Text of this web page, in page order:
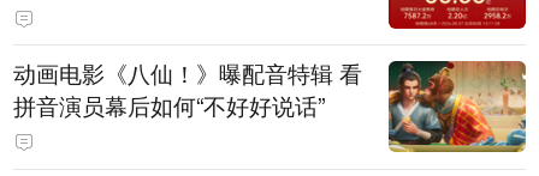
动画电影《八仙！》曝配音特辑 看
拼音演员幕后如何“不好好说话”